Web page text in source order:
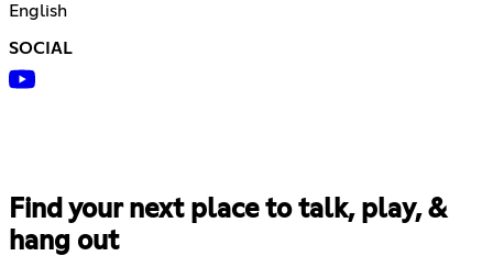
English
SOCIAL
Find your next place to talk, play, &
hang out